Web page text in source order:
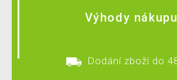
Výhody nákupu
Dodání zboží do